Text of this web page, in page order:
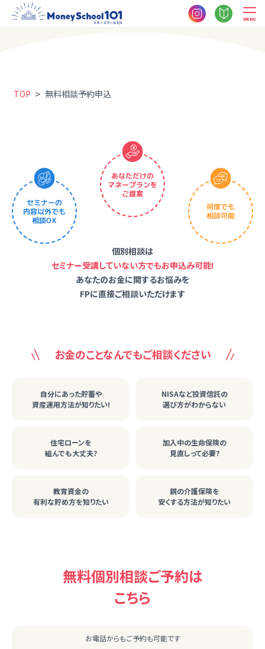
MENU
TOP > 無料相談予約申込
セミナーの
内容以外でも
相談OK
あなただけの
マネープランを
ご提案
何度でも
相談可能
個別相談は
セミナー受講していない方でもお申込み可能!
あなたのお金に関するお悩みを
FPに直接ご相談いただけます
お金のことなんでもご相談ください
自分にあった貯蓄や
資産運用方法が知りたい!
NISAなど投資信託の
選び方がわからない
住宅ローンを
組んでも大丈夫?
加入中の生命保険の
見直しって必要?
教育資金の
有利な貯め方を知りたい
親の介護保険を
安くする方法が知りたい
無料個別相談ご予約は
こちら
お電話からもご予約も可能です